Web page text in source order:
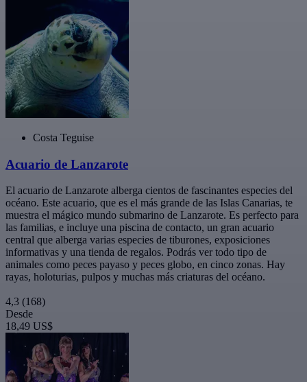
Costa Teguise
Acuario de Lanzarote
El acuario de Lanzarote alberga cientos de fascinantes especies del
océano. Este acuario, que es el más grande de las Islas Canarias, te
muestra el mágico mundo submarino de Lanzarote. Es perfecto para
las familias, e incluye una piscina de contacto, un gran acuario
central que alberga varias especies de tiburones, exposiciones
informativas y una tienda de regalos. Podrás ver todo tipo de
animales como peces payaso y peces globo, en cinco zonas. Hay
rayas, holoturias, pulpos y muchas más criaturas del océano.
4,3 (168)
Desde
18,49 US$